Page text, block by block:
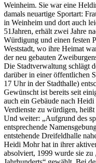
Weinheim. Sie war eine
damals neuartige Sportart:
in Weinheim und dort auch
51Jahren, erhält zwei Jahre
Würdigung und einen festen
Weststadt, wo ihre Heimat
der neu gebauten
Die Stadtverwaltung schlägt
darüber in einer öffentlichen
17 Uhr in der Stadthalle)
Gewünscht ist bereits seit
auch ein Gebäude nach
Verdienste zu würdigen,
Und weiter: „Aufgrund des
entsprechende
entstehende Dreifeldhalle
Heidi Mohr hat in ihrer
absolviert, 1999 wurde sie zu